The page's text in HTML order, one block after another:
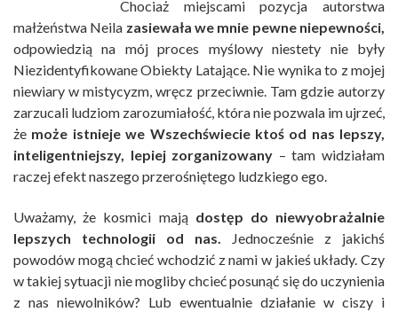
Chociaż miejscami pozycja autorstwa
małżeństwa Neila zasiewała we mnie pewne niepewności,
odpowiedzią na mój proces myślowy niestety nie były
Niezidentyfikowane Obiekty Latające. Nie wynika to z mojej
niewiary w mistycyzm, wręcz przeciwnie. Tam gdzie autorzy
zarzucali ludziom zarozumiałość, która nie pozwala im ujrzeć,
że może istnieje we Wszechświecie ktoś od nas lepszy,
inteligentniejszy, lepiej zorganizowany – tam widziałam
raczej efekt naszego przerośniętego ludzkiego ego.
Uważamy, że kosmici mają dostęp do niewyobrażalnie
lepszych technologii od nas. Jednocześnie z jakichś
powodów mogą chcieć wchodzić z nami w jakieś układy. Czy
w takiej sytuacji nie mogliby chcieć posunąć się do uczynienia
z nas niewolników? Lub ewentualnie działanie w ciszy i